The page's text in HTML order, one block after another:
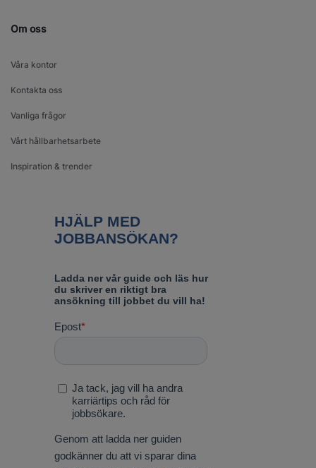
Om oss
Våra kontor
Kontakta oss
Vanliga frågor
Vårt hållbarhetsarbete
Inspiration & trender